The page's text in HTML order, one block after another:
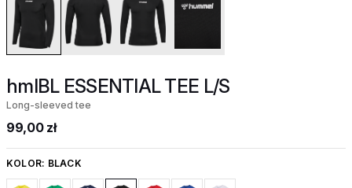
hmlBL ESSENTIAL TEE L/S
Long-sleeved tee
99,00 zł
KOLOR: BLACK